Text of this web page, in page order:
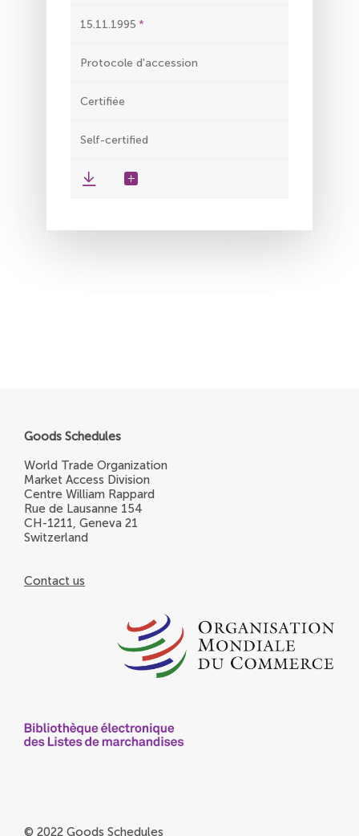
15.11.1995
Protocole d'accession
Certifiée
Self-certified
Goods Schedules
World Trade Organization
Market Access Division
Centre William Rappard
Rue de Lausanne 154
CH-1211, Geneva 21
Switzerland
Contact us
© 2022 Goods Schedules